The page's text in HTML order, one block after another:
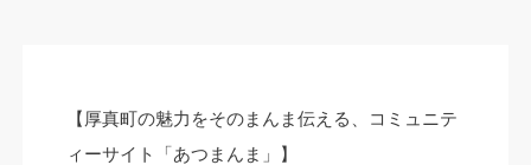
【厚真町の魅力をそのまんま伝える、コミュニテ
ィーサイト「あつまんま」】